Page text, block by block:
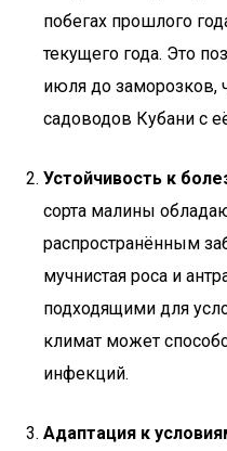
побегах прошлого
текущего года. Это
июля до заморозков,
садоводов Кубани с
Устойчивость к
сорта малины
распространённым
мучнистая роса и
подходящими для
климат может
инфекций.
Адаптация к